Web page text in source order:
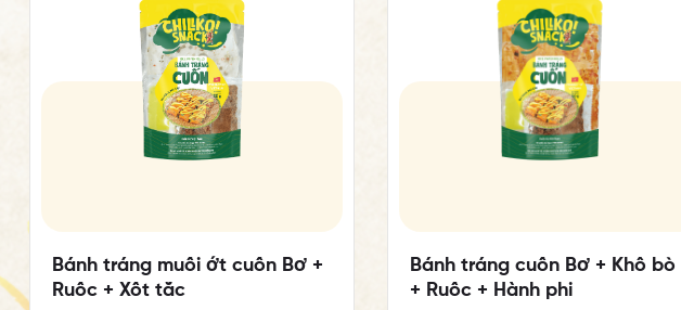
Bánh tráng muối ớt cuốn Bơ +
Ruốc + Xốt tắc
Bánh tráng cuốn Bơ + Khô bò
+ Ruốc + Hành phi